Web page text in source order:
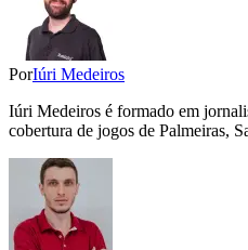
PorIúri Medeiros
Iúri Medeiros é formado em
cobertura de jogos de Palmeiras,